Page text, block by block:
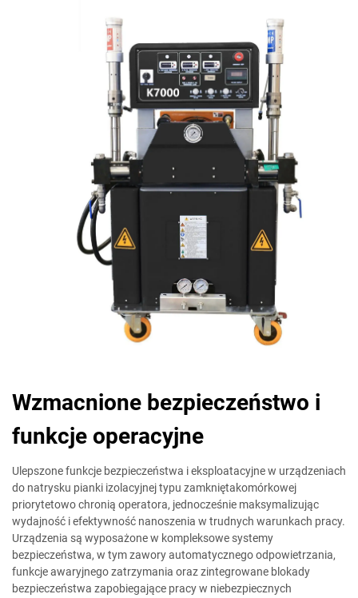
Wzmacnione bezpieczeństwo i
funkcje operacyjne
Ulepszone funkcje bezpieczeństwa i eksploatacyjne w urządzeniach
do natrysku pianki izolacyjnej typu zamkniętakomórkowej
priorytetowo chronią operatora, jednocześnie maksymalizując
wydajność i efektywność nanoszenia w trudnych warunkach pracy.
Urządzenia są wyposażone w kompleksowe systemy
bezpieczeństwa, w tym zawory automatycznego odpowietrzania,
funkcje awaryjnego zatrzymania oraz zintegrowane blokady
bezpieczeństwa zapobiegające pracy w niebezpiecznych